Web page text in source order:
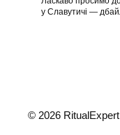
у Славутичі —
© 2026 RitualExpert